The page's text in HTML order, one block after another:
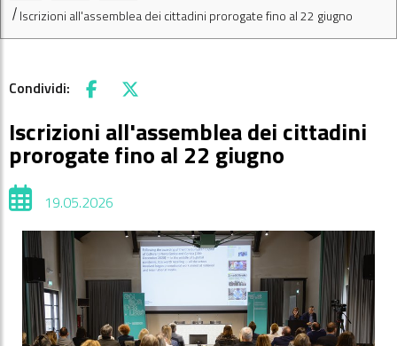
Iscrizioni all'assemblea dei cittadini prorogate fino al 22 giugno
Condividi: Facebook
X
Iscrizioni all'assemblea dei cittadini
prorogate fino al 22 giugno
19.05.2026